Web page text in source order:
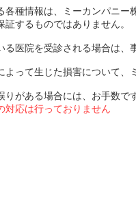
各種情報は、ミーカンパニー
証するものではありません。
る医院を受診される場合は、
よって生じた損害について、
りがある場合には、お手数で
対応は行っておりません